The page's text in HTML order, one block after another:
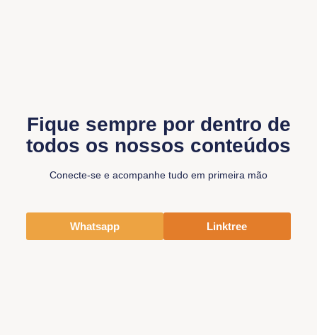
Fique sempre por dentro de
todos os nossos conteúdos
Conecte-se e acompanhe tudo em primeira mão
Whatsapp Linktree